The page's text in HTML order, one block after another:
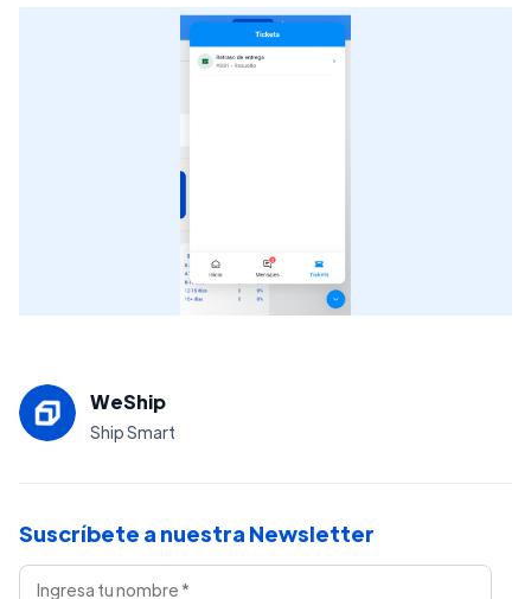
WeShip
Ship Smart
Suscríbete a nuestra Newsletter